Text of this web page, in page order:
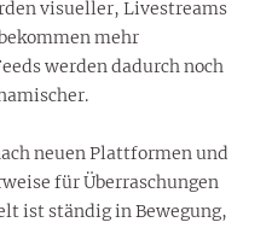
visueller, Livestreams
mehr
werden dadurch noch
neuen Plattformen und
für Überraschungen
ist ständig in Bewegung,